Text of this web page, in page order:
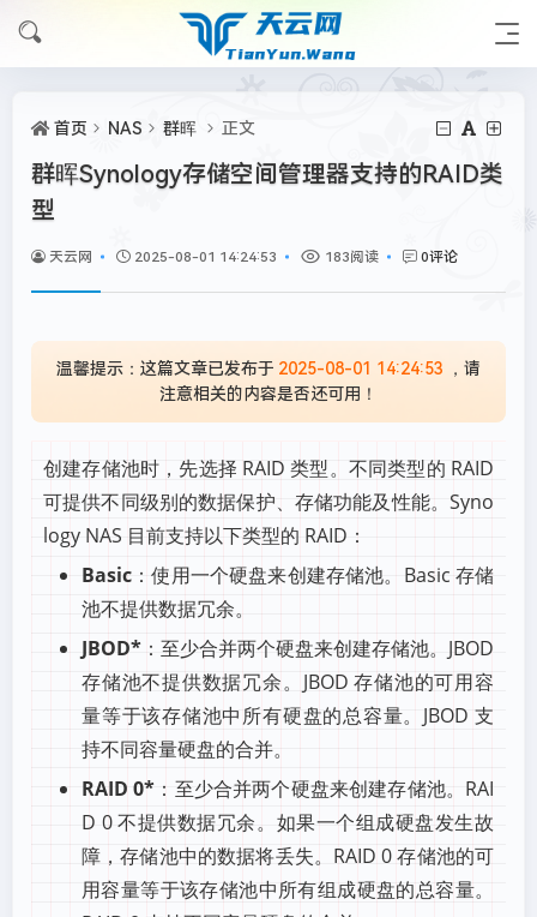
首页 NAS 群晖 正文
群晖Synology存储空间管理器支持的RAID类
型
天云网 2025-08-01 14:24:53 183阅读 0评论
温馨提示：这篇文章已发布于 2025-08-01 14:24:53
，请
注意相关的内容是否还可用！
创建存储池时，先选择 RAID 类型。不同类型的 RAID
可提供不同级别的数据保护、存储功能及性能。Syno
logy NAS 目前支持以下类型的 RAID：
Basic ：使用一个硬盘来创建存储池。Basic 存储
池不提供数据冗余。
JBOD* ：至少合并两个硬盘来创建存储池。JBOD
存储池不提供数据冗余。JBOD 存储池的可用容
量等于该存储池中所有硬盘的总容量。JBOD 支
持不同容量硬盘的合并。
RAID 0* ：至少合并两个硬盘来创建存储池。RAI
D 0 不提供数据冗余。如果一个组成硬盘发生故
障，存储池中的数据将丢失。RAID 0 存储池的可
用容量等于该存储池中所有组成硬盘的总容量。